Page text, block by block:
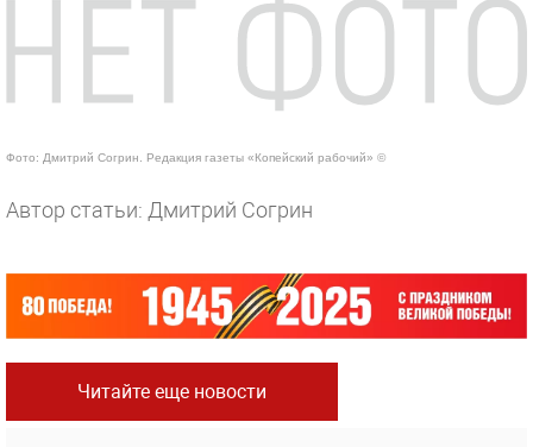
Фото: Дмитрий Согрин. Редакция газеты «Копейский рабочий» ©
Автор статьи: Дмитрий Согрин
Читайте еще новости